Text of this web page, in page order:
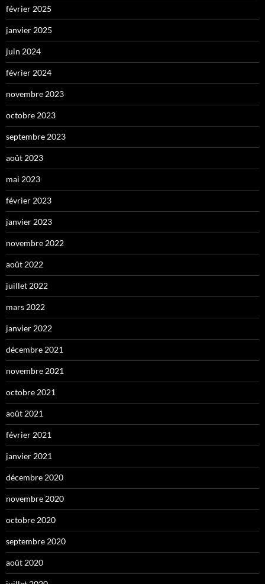
février 2025
janvier 2025
juin 2024
février 2024
novembre 2023
octobre 2023
septembre 2023
août 2023
mai 2023
février 2023
janvier 2023
novembre 2022
août 2022
juillet 2022
mars 2022
janvier 2022
décembre 2021
novembre 2021
octobre 2021
août 2021
février 2021
janvier 2021
décembre 2020
novembre 2020
octobre 2020
septembre 2020
août 2020